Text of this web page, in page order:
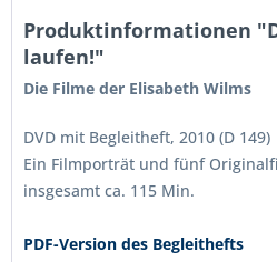
Produktinformationen
laufen!"
Die Filme der Elisabeth Wilms
DVD mit Begleitheft, 2010 (D 149)
Ein Filmporträt und fünf
insgesamt ca. 115 Min.
PDF-Version des Begleithefts